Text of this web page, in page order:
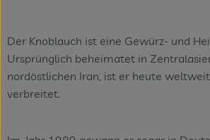
Der Knoblauch ist eine Gewürz- und
Ursprünglich beheimatet in
nordöstlichen Iran, ist er heute
verbreitet.